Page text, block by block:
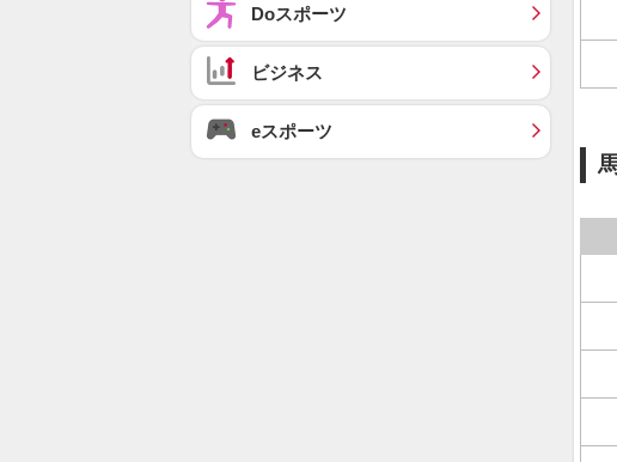
Doスポーツ
ビジネス
eスポーツ